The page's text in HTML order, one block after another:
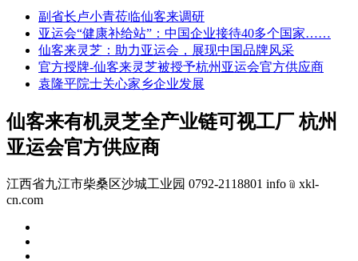
副省长卢小青莅临仙客来调研
亚运会“健康补给站”：中国企业接待40多个国家……
仙客来灵芝：助力亚运会，展现中国品牌风采
官方授牌-仙客来灵芝被授予杭州亚运会官方供应商
袁隆平院士关心家乡企业发展
仙客来有机灵芝全产业链可视工厂 杭州
亚运会官方供应商
江西省九江市柴桑区沙城工业园 0792-2118801 info﹫xkl-
cn.com